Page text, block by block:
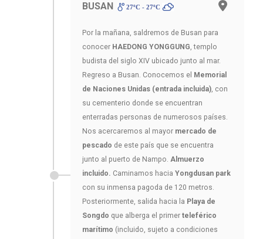
BUSAN 27ºC - 27ºC
Por la mañana, saldremos de Busan para
conocer HAEDONG YONGGUNG, templo
budista del siglo XIV ubicado junto al mar.
Regreso a Busan. Conocemos el Memorial
de Naciones Unidas (entrada incluida), con
su cementerio donde se encuentran
enterradas personas de numerosos países.
Nos acercaremos al mayor mercado de
pescado de este país que se encuentra
junto al puerto de Nampo. Almuerzo
incluido. Caminamos hacia Yongdusan park
con su inmensa pagoda de 120 metros.
Posteriormente, salida hacia la Playa de
Songdo que alberga el primer teleférico
marítimo (incluido, sujeto a condiciones